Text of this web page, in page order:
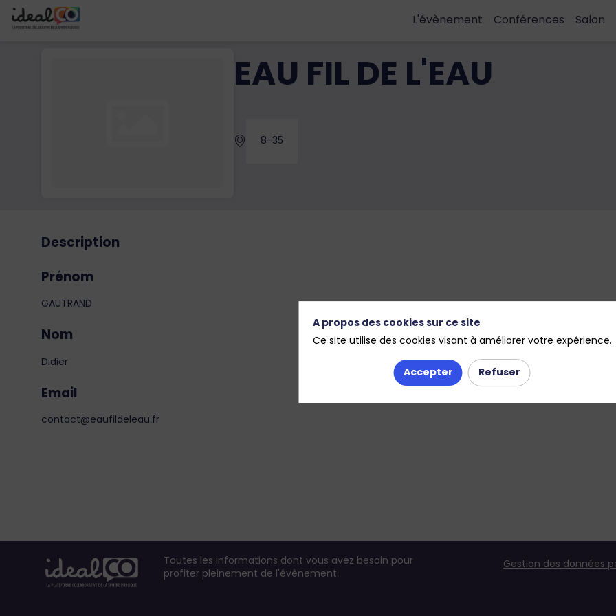
L'évènement Conférences Salon
EAU FIL DE L'EAU
8-35
Description
Prénom
GAUTRAND
Nom
Didier
Email
contact@eaufildeleau.fr
Toutes les informations dont vous avez besoin pour
profiter pleinement de l'évènement.
Gestion des données
A propos des cookies sur ce site
Ce site utilise des cookies visant à améliorer votre expérience.
Accepter Refuser